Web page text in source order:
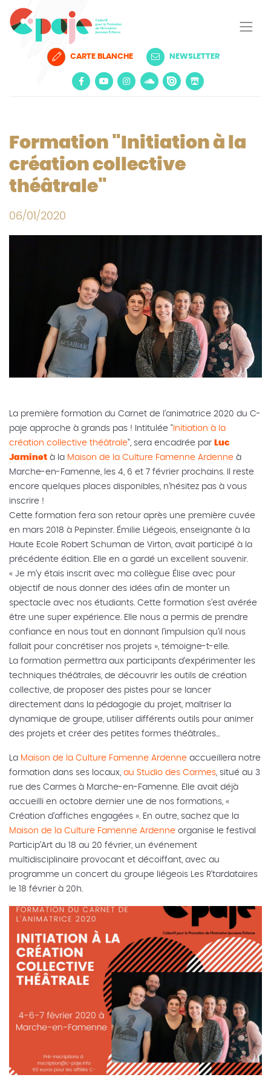
CARTE BLANCHE NEWSLETTER
Formation "Initiation à la
création collective
théâtrale"
06/01/2020
La première formation du Carnet de l’animatrice 2020 du C-
paje approche à grands pas ! Intitulée " Initiation à la
création collective théâtrale", sera encadrée par Luc
Jaminet à la Maison de la Culture Famenne Ardenne à
Marche-en-Famenne, les 4, 6 et 7 février prochains. Il reste
encore quelques places disponibles, n’hésitez pas à vous
inscrire !
Cette formation fera son retour après une première cuvée
en mars 2018 à Pepinster. Émilie Liégeois, enseignante à la
Haute Ecole Robert Schuman de Virton, avait participé à la
précédente édition. Elle en a gardé un excellent souvenir.
« Je m’y étais inscrit avec ma collègue Élise avec pour
objectif de nous donner des idées afin de monter un
spectacle avec nos étudiants. Cette formation s’est avérée
être une super expérience. Elle nous a permis de prendre
confiance en nous tout en donnant l’impulsion qu’il nous
fallait pour concrétiser nos projets », témoigne-t-elle.
La formation permettra aux participants d’expérimenter les
techniques théâtrales, de découvrir les outils de création
collective, de proposer des pistes pour se lancer
directement dans la pédagogie du projet, maîtriser la
dynamique de groupe, utiliser différents outils pour animer
des projets et créer des petites formes théâtrales…
La Maison de la Culture Famenne Ardenne accueillera notre
formation dans ses locaux, au Studio des Carmes, situé au 3
rue des Carmes à Marche-en-Famenne. Elle avait déjà
accueilli en octobre dernier une de nos formations, «
Création d’affiches engagées ». En outre, sachez que la
Maison de la Culture Famenne Ardenne organise le festival
Particip’Art du 18 au 20 février, un événement
multidisciplinaire provocant et décoiffant, avec au
programme un concert du groupe liégeois Les R'tardataires
le 18 février à 20h.